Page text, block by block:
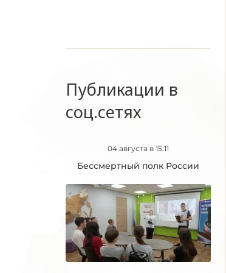
Публикации в
соц.сетях
04 августа в 15:11
Бессмертный полк России